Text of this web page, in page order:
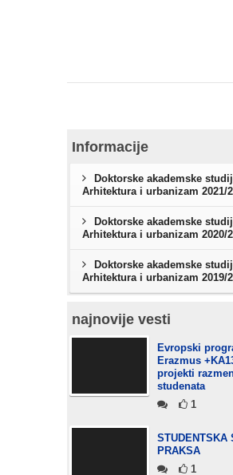
Informacije
Doktorske akademske
Arhitektura i urbanizam 2021/
Doktorske akademske
Arhitektura i urbanizam 2020/
Doktorske akademske
Arhitektura i urbanizam 2019/
najnovije vesti
Evropski
Erazmus
projekti
studenata
1
STUDENTSKA
PRAKSA
1